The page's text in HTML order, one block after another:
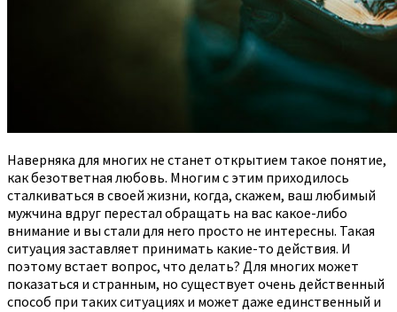
Наверняка для многих не станет открытием такое понятие,
как безответная любовь. Многим с этим приходилось
сталкиваться в своей жизни, когда, скажем, ваш любимый
мужчина вдруг перестал обращать на вас какое-либо
внимание и вы стали для него просто не интересны. Такая
ситуация заставляет принимать какие-то действия. И
поэтому встает вопрос, что делать? Для многих может
показаться и странным, но существует очень действенный
способ при таких ситуациях и может даже единственный и